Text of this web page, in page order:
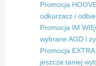
Promocja
odkurzacz i
Promocja IM
wybrane AGD i
Promocja
jeszcze taniej